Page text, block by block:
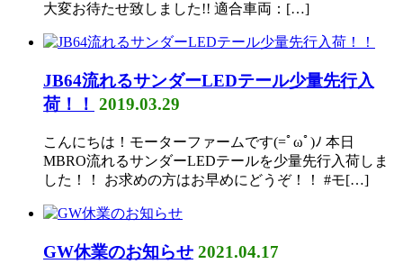
大変お待たせ致しました!! 適合車両：[…]
JB64流れるサンダーLEDテール少量先行入
荷！！ 2019.03.29
こんにちは！モーターファームです(=ﾟωﾟ)ﾉ 本日
MBRO流れるサンダーLEDテールを少量先行入荷しま
した！！ お求めの方はお早めにどうぞ！！ #モ[…]
GW休業のお知らせ 2021.04.17